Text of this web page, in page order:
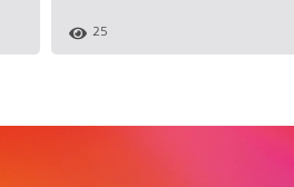
25